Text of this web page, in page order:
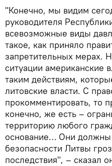
"Конечно, мы видим
руководителя
всевозможные виды
такое, как приняло
запретительных мерах.
ситуации американские
таким действиям,
литовские власти. С
прокомментировать, то
конечно, же есть –
территорию любого
основание… Они должны
безопасности Литвы
последствия", – сказал